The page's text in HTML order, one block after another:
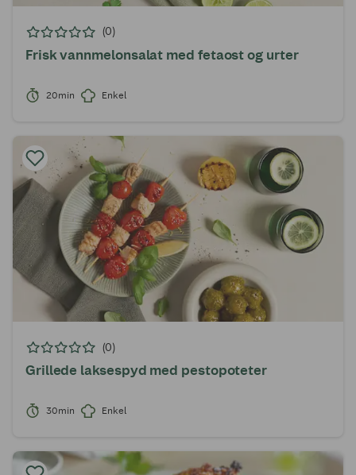
(0)
Frisk vannmelonsalat med fetaost og urter
20min Enkel
(0)
Grillede laksespyd med pestopoteter
30min Enkel